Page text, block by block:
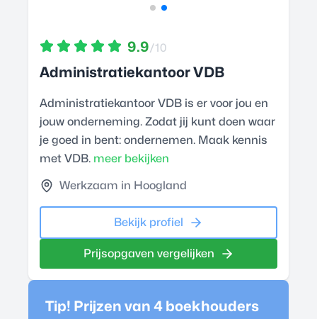
9.9/10
Administratiekantoor VDB
Administratiekantoor VDB is er voor jou en
jouw onderneming. Zodat jij kunt doen waar
je goed in bent: ondernemen. Maak kennis
met VDB. meer bekijken
Werkzaam in Hoogland
Bekijk profiel
Prijsopgaven vergelijken
Tip! Prijzen van 4 boekhouders